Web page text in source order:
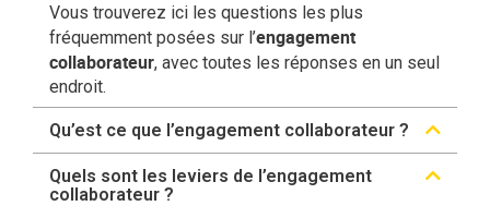
Vous trouverez ici les questions les plus
fréquemment posées sur l’engagement
collaborateur, avec toutes les réponses en un seul
endroit.
Qu’est ce que l’engagement collaborateur ?
Quels sont les leviers de l’engagement
collaborateur ?